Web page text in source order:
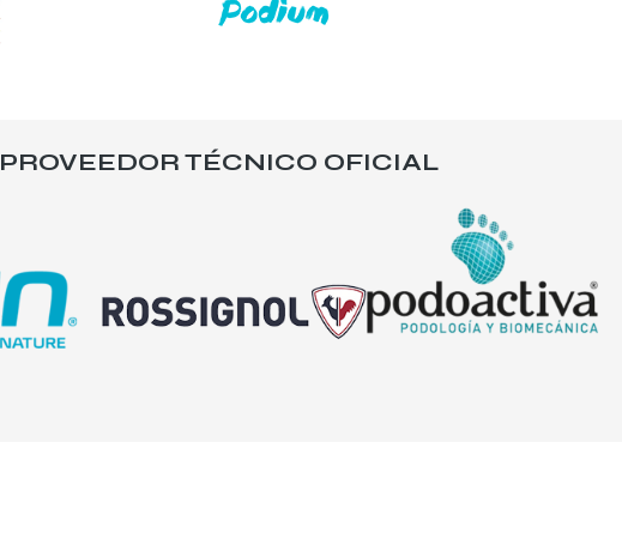
PROVEEDOR TÉCNICO OFICIAL